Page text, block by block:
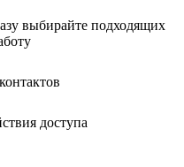
выбирайте подходящих
доступа